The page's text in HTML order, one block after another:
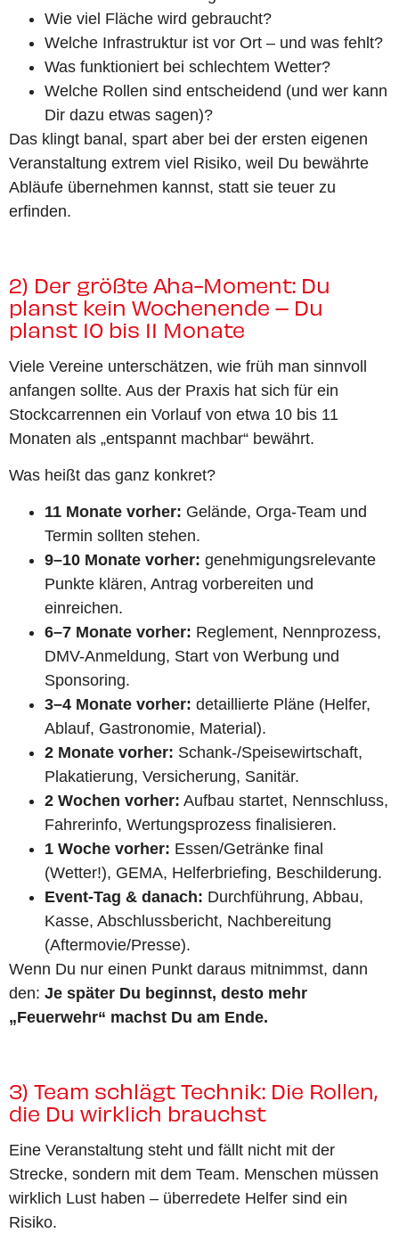
Wie viel Fläche wird gebraucht?
Welche Infrastruktur ist vor Ort – und was fehlt?
Was funktioniert bei schlechtem Wetter?
Welche Rollen sind entscheidend (und wer kann
Dir dazu etwas sagen)?
Das klingt banal, spart aber bei der ersten eigenen
Veranstaltung extrem viel Risiko, weil Du bewährte
Abläufe übernehmen kannst, statt sie teuer zu
erfinden.
2) Der größte Aha-Moment: Du
planst kein Wochenende – Du
planst 10 bis 11 Monate
Viele Vereine unterschätzen, wie früh man sinnvoll
anfangen sollte. Aus der Praxis hat sich für ein
Stockcarrennen ein Vorlauf von etwa 10 bis 11
Monaten als „entspannt machbar“ bewährt.
Was heißt das ganz konkret?
11 Monate vorher: Gelände, Orga-Team und
Termin sollten stehen.
9–10 Monate vorher: genehmigungsrelevante
Punkte klären, Antrag vorbereiten und
einreichen.
6–7 Monate vorher: Reglement, Nennprozess,
DMV-Anmeldung, Start von Werbung und
Sponsoring.
3–4 Monate vorher: detaillierte Pläne (Helfer,
Ablauf, Gastronomie, Material).
2 Monate vorher: Schank-/Speisewirtschaft,
Plakatierung, Versicherung, Sanitär.
2 Wochen vorher: Aufbau startet, Nennschluss,
Fahrerinfo, Wertungsprozess finalisieren.
1 Woche vorher: Essen/Getränke final
(Wetter!), GEMA, Helferbriefing, Beschilderung.
Event-Tag & danach: Durchführung, Abbau,
Kasse, Abschlussbericht, Nachbereitung
(Aftermovie/Presse).
Wenn Du nur einen Punkt daraus mitnimmst, dann
den: Je später Du beginnst, desto mehr
„Feuerwehr“ machst Du am Ende.
3) Team schlägt Technik: Die Rollen,
die Du wirklich brauchst
Eine Veranstaltung steht und fällt nicht mit der
Strecke, sondern mit dem Team. Menschen müssen
wirklich Lust haben – überredete Helfer sind ein
Risiko.